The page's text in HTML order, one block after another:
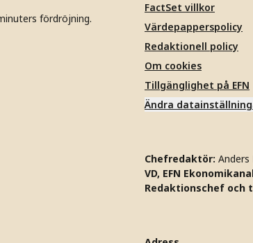
fördröjning.
FactSet villkor
Värdepapperspolicy
Redaktionell policy
Om cookies
Tillgänglighet på EFN
Ändra
Chefredaktör: Anders
VD, EFN
Redaktionschef och